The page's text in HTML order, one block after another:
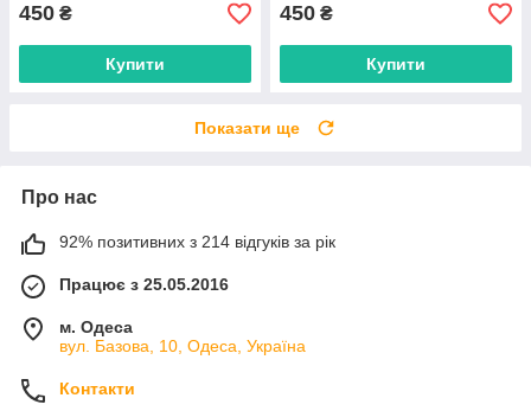
450 ₴
Купити
450 ₴
Купити
Показати ще
Про нас
92% позитивних з 214 відгуків за рік
Працює з 25.05.2016
м. Одеса
вул. Базова, 10, Одеса, Україна
Контакти